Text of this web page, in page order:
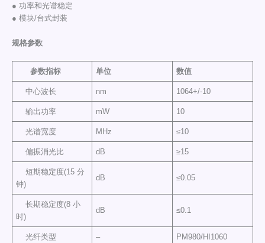
● 功率和光谱稳定
● 模块/台式封装
规格参数
参数指标 单位 数值
中心波长 nm 1064+/-10
输出功率 mW 10
光谱宽度 MHz ≤10
偏振消光比 dB ≥15
短期稳定度(15 分
钟)
dB ≤0.05
长期稳定度(8 小
时)
dB ≤0.1
光纤类型 – PM980/HI1060